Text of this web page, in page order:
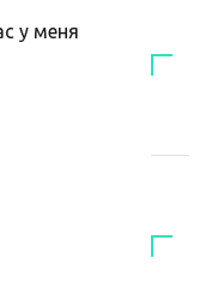
у меня